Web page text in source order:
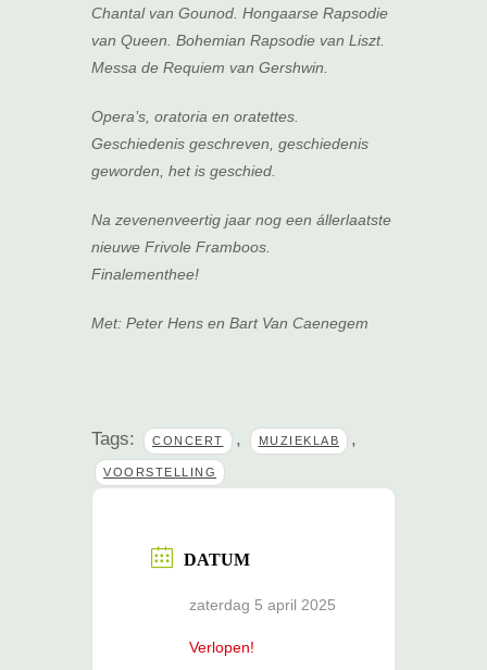
Chantal van Gounod. Hongaarse Rapsodie
van Queen. Bohemian Rapsodie van Liszt.
Messa de Requiem van Gershwin.
Opera’s, oratoria en oratettes.
Geschiedenis geschreven, geschiedenis
geworden, het is geschied.
Na zevenenveertig jaar nog een állerlaatste
nieuwe Frivole Framboos.
Finalementhee!
Met: Peter Hens en Bart Van Caenegem
Tags: CONCERT , MUZIEKLAB ,
VOORSTELLING
DATUM
zaterdag 5 april 2025
Verlopen!